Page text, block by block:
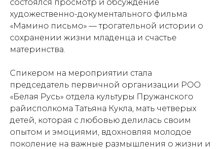
состоялся просмотр и обсуждение
художественно-документального фильма
«Мамино письмо» — трогательной истории о
сохранении жизни младенца и счастье
материнства.
Спикером на мероприятии стала
председатель первичной организации РОО
«Белая Русь» отдела культуры Пружанского
райисполкома Татьяна Кукла, мать четверых
детей, которая с любовью делилась своим
опытом и эмоциями, вдохновляя молодое
поколение на важные размышления о жизни и